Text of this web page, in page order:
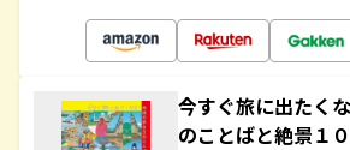
今すぐ旅に出たく
のことばと絶景１